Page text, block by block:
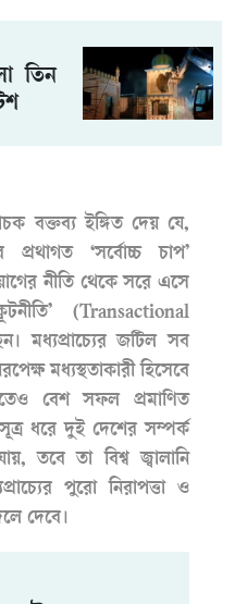
তিন
বক্তব্য ইঙ্গিত দেয় যে,
‘সর্বোচ্চ চাপ’
নীতি থেকে সরে এসে
(Transactional
মধ্যপ্রাচ্যের জটিল সব
মধ্যস্থতাকারী হিসেবে
বেশ সফল প্রমাণিত
ধরে দুই দেশের সম্পর্ক
তবে তা বিশ্ব জ্বালানি
পুরো নিরাপত্তা ও
দেবে।